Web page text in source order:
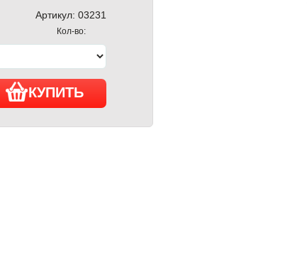
Артикул: 03231
Кол-во:
КУПИТЬ